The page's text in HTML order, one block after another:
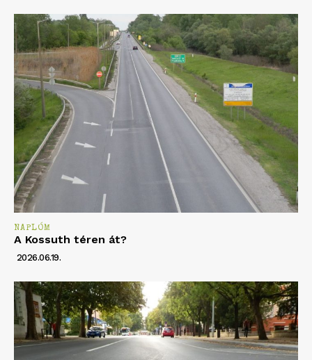
NAPLÓM
A Kossuth téren át?
2026.06.19.